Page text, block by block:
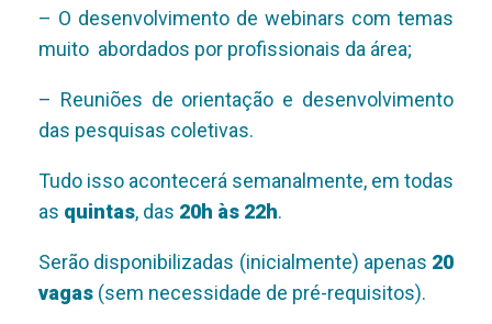
– O desenvolvimento de webinars com temas
muito abordados por profissionais da área;
– Reuniões de orientação e desenvolvimento
das pesquisas coletivas.
Tudo isso acontecerá semanalmente, em todas
as quintas, das 20h às 22h.
Serão disponibilizadas (inicialmente) apenas 20
vagas (sem necessidade de pré-requisitos).